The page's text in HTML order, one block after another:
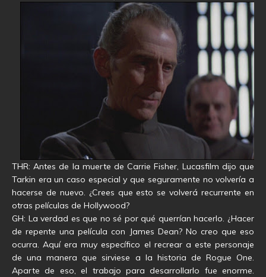
THR: Antes de la muerte de Carrie Fisher, Lucasfilm dijo que
Tarkin era un caso especial y que seguramente no volvería a
hacerse de nuevo. ¿Crees que esto se volverá recurrente en
otras películas de Hollywood?
GH: La verdad es que no sé por qué querrían hacerlo. ¿Hacer
de repente una película con James Dean? No creo que eso
ocurra. Aquí era muy específico el recrear a este personaje
de una manera que sirviese a la historia de Rogue One.
Aparte de eso, el trabajo para desarrollarlo fue enorme.